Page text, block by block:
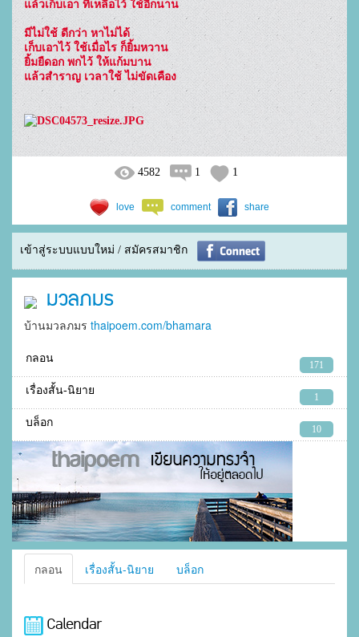
แล้วเก็บเอา ที่เหลือไว้ ใช้อีกนาน
มีไม่ใช้ ดีกว่า หาไม่ได้
เก็บเอาไว้ ใช้เมื่อไร ก็ยิ้มหวาน
ยิ้มยืดอก พกไว้ ให้แก้มบาน
แล้วสำราญ เวลาใช้ ไม่ขัดเคือง
4582 1 1
love comment share
เข้าสู่ระบบแบบใหม่ / สมัครสมาชิก
มวลภมร
บ้านมวลภมร thaipoem.com/bhamara
กลอน
171
เรื่องสั้น-นิยาย
1
บล็อก
10
กลอน เรื่องสั้น-นิยาย บล็อก
Calendar